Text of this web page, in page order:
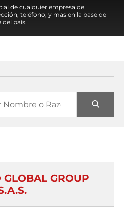
de cualquier empresa de
teléfono, y mas en la base de
del país.
GROUP